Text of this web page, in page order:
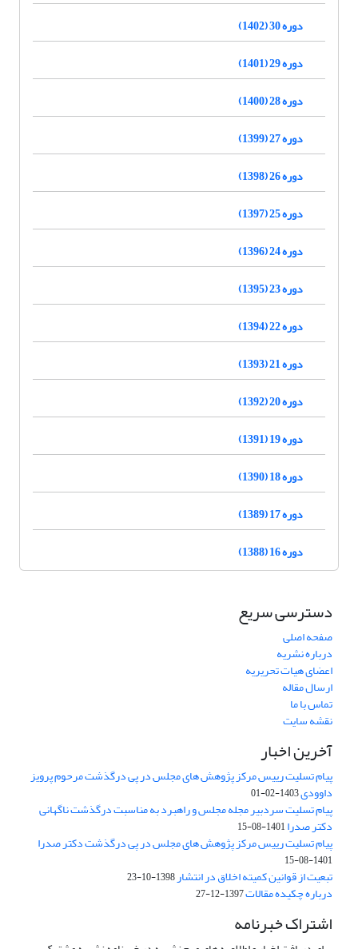
دوره 30 (1402)
دوره 29 (1401)
دوره 28 (1400)
دوره 27 (1399)
دوره 26 (1398)
دوره 25 (1397)
دوره 24 (1396)
دوره 23 (1395)
دوره 22 (1394)
دوره 21 (1393)
دوره 20 (1392)
دوره 19 (1391)
دوره 18 (1390)
دوره 17 (1389)
دوره 16 (1388)
دسترسی سریع
صفحه اصلی
درباره نشریه
اعضای هیات تحریریه
ارسال مقاله
تماس با ما
نقشه سایت
آخرین اخبار
پیام تسلیت رییس مرکز پژوهش های مجلس در پی درگذشت مرحوم پرویز
داوودی1403-02-01
پیام تسلیت سردبیر مجله مجلس و راهبرد به مناسبت درگذشت ناگهانی
دکتر صدرا1401-08-15
پیام تسلیت رییس مرکز پژوهش های مجلس در پی درگذشت دکتر صدرا
1401-08-15
تبعیت از قوانین کمیته اخلاق در انتشار1398-10-23
درباره چکیده مقالات1397-12-27
اشتراک خبرنامه